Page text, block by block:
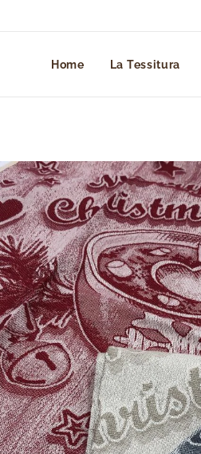
Home La Tessitura